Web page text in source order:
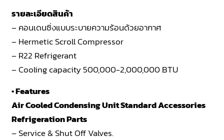
รายละเอียดสินค้า
– คอนเดนซิ่งแบบระบายความร้อนด้วยอากาศ
– Hermetic Scroll Compressor
– R22 Refrigerant
– Cooling capacity 500,000-2,000,000 BTU
• Features
Air Cooled Condensing Unit Standard Accessories
Refrigeration Parts
– Service & Shut Off Valves.